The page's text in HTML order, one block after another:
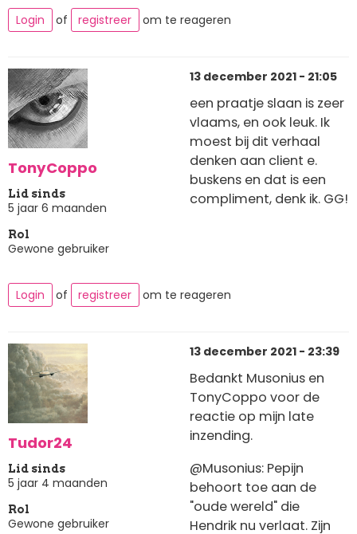
Login of registreer om te reageren
TonyCoppo
Lid sinds
5 jaar 6 maanden
Rol
Gewone gebruiker
13 december 2021 - 21:05
een praatje slaan is zeer
vlaams, en ook leuk. Ik
moest bij dit verhaal
denken aan client e.
buskens en dat is een
compliment, denk ik. GG!
Login of registreer om te reageren
Tudor24
Lid sinds
5 jaar 4 maanden
Rol
Gewone gebruiker
13 december 2021 - 23:39
Bedankt Musonius en
TonyCoppo voor de
reactie op mijn late
inzending.
@Musonius: Pepijn
behoort toe aan de
"oude wereld" die
Hendrik nu verlaat. Zijn